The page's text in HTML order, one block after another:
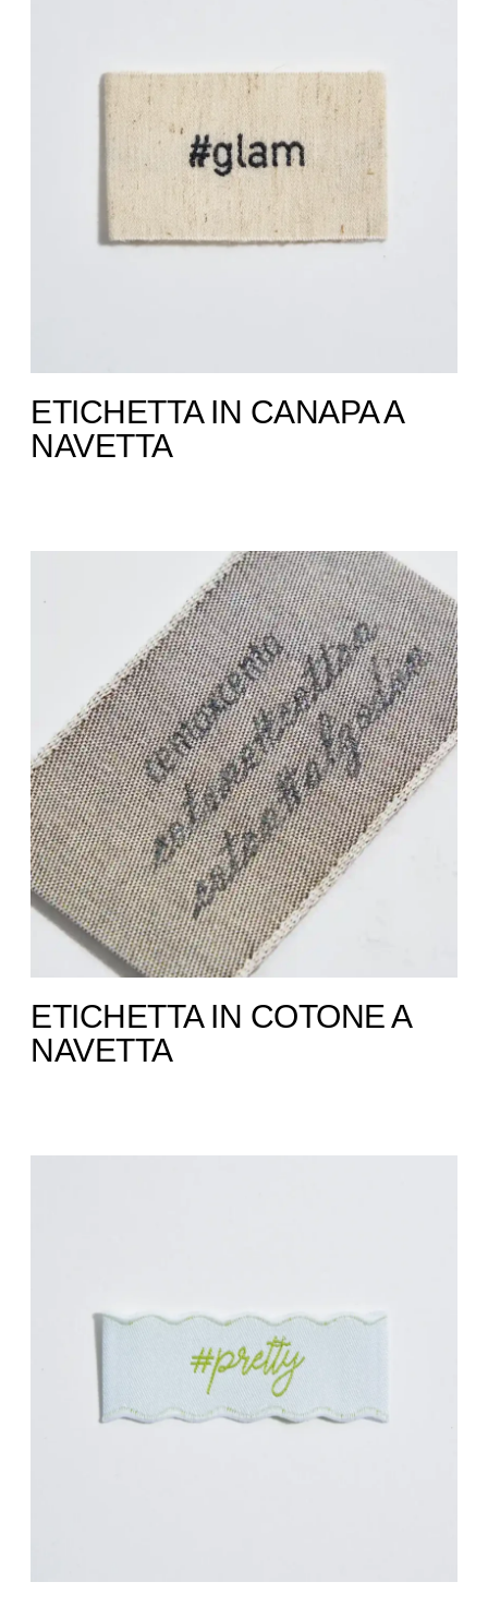
ETICHETTA IN CANAPA A
NAVETTA
ETICHETTA IN COTONE A
NAVETTA ​